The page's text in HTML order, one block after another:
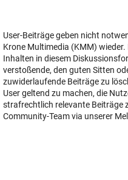
User-Beiträge geben nicht
Krone Multimedia (KMM)
Inhalten in diesem
verstoßende, den guten Sitten
zuwiderlaufende Beiträge zu
User geltend zu machen, die
strafrechtlich relevante Beiträge
Community-Team via unserer